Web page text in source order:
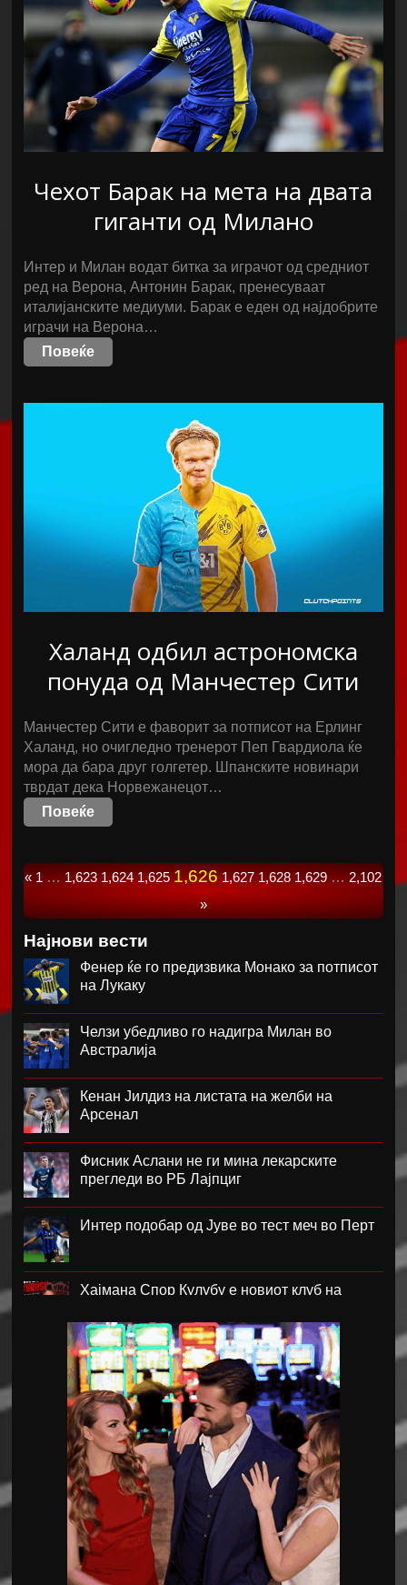
Чехот Барак на мета на двата
гиганти од Милано
Интер и Милан водат битка за играчот од средниот
ред на Верона, Антонин Барак, пренесуваат
италијанските медиуми. Барак е еден од најдобрите
играчи на Верона…
Повеќе
Халанд одбил астрономска
понуда од Манчестер Сити
Манчестер Сити е фаворит за потписот на Ерлинг
Халанд, но очигледно тренерот Пеп Гвардиола ќе
мора да бара друг голгетер. Шпанските новинари
тврдат дека Норвежанецот…
Повеќе
« 1 … 1,623 1,624 1,625 1,626 1,627 1,628 1,629 … 2,102
»
Најнови вести
Фенер ќе го предизвика Монако за потписот
на Лукаку
Челзи убедливо го надигра Милан во
Австралија
Кенан Јилдиз на листата на желби на
Арсенал
Фисник Аслани не ги мина лекарските
прегледи во РБ Лајпциг
Интер подобар од Јуве во тест меч во Перт
Хајмана Спор Кулубу е новиот клуб на
Модриќ и Џеко градат луксузен комплекс на
Јадранот
Синот на Меси ќе потпише за Ла Масија
Мексико му даде отворена поддршка на
Инфантино
Барса го откажа пријателскиот натпревар
во Мароко